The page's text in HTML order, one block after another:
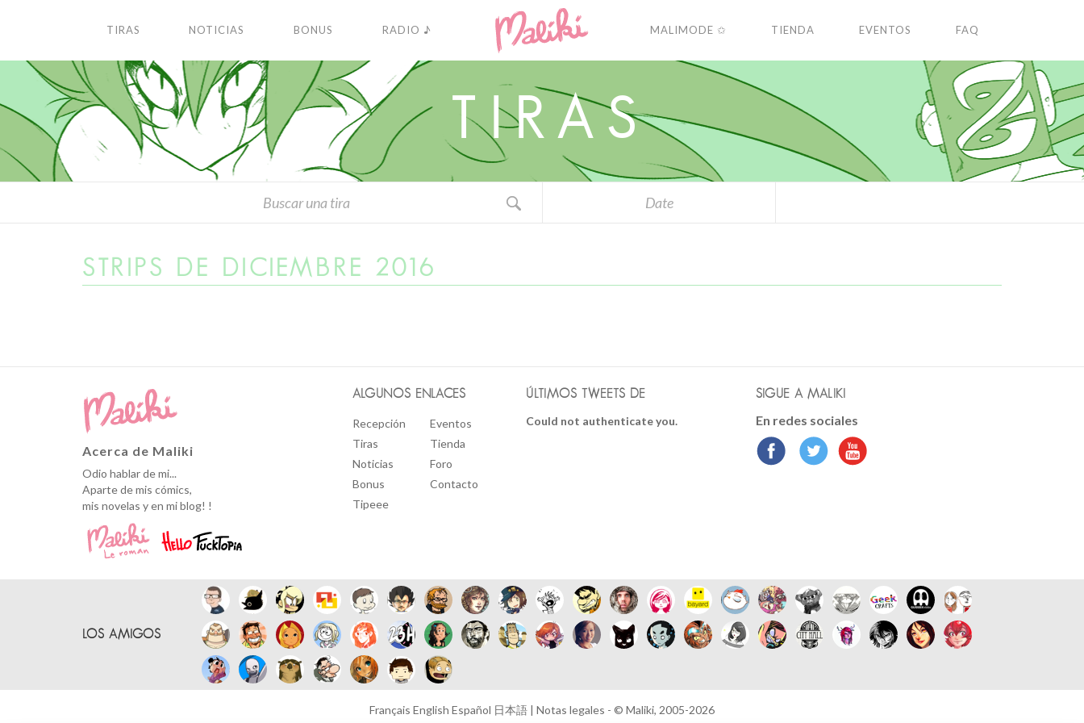
TIRAS NOTICIAS BONUS RADIO ♪ MALIMODE ✩ TIENDA EVENTOS FAQ
T I R A S
Date
STRIPS DE DICIEMBRE 2016
Acerca de Maliki
Odio hablar de mi...
Aparte de mis cómics,
mis novelas y en mi blog! !
ALGUNOS ENLACES
Recepción
Tiras
Noticias
Bonus
Tipeee
Eventos
Tienda
Foro
Contacto
ÚLTIMOS TWEETS DE
Could not authenticate you.
SIGUE A MALIKI
En redes sociales
LOS AMIGOS
Français English Español 日本語 | Notas legales - © Maliki, 2005-2026